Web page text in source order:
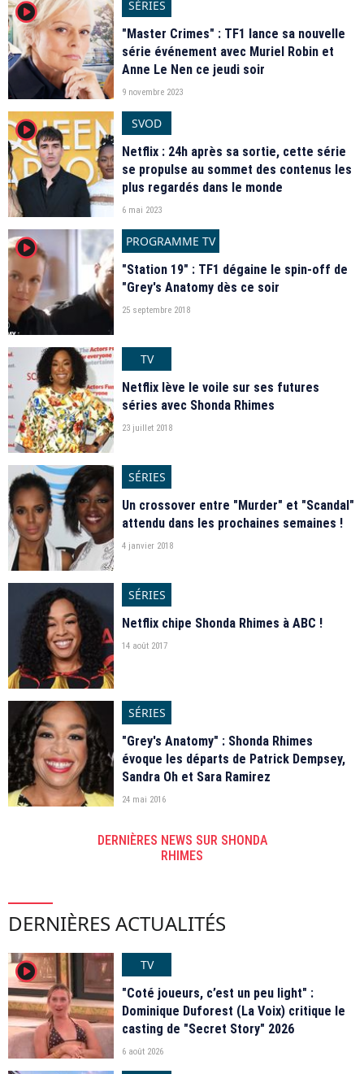
player2
SÉRIES
"Master Crimes" : TF1 lance sa nouvelle
série événement avec Muriel Robin et
Anne Le Nen ce jeudi soir
9 novembre 2023
player2
SVOD
Netflix : 24h après sa sortie, cette série
se propulse au sommet des contenus les
plus regardés dans le monde
6 mai 2023
player2
PROGRAMME TV
"Station 19" : TF1 dégaine le spin-off de
"Grey's Anatomy dès ce soir
25 septembre 2018
TV
Netflix lève le voile sur ses futures
séries avec Shonda Rhimes
23 juillet 2018
SÉRIES
Un crossover entre "Murder" et "Scandal"
attendu dans les prochaines semaines !
4 janvier 2018
SÉRIES
Netflix chipe Shonda Rhimes à ABC !
14 août 2017
SÉRIES
"Grey's Anatomy" : Shonda Rhimes
évoque les départs de Patrick Dempsey,
Sandra Oh et Sara Ramirez
24 mai 2016
DERNIÈRES NEWS SUR SHONDA
RHIMES
DERNIÈRES ACTUALITÉS
player2
TV
"Coté joueurs, c’est un peu light" :
Dominique Duforest (La Voix) critique le
casting de "Secret Story" 2026
6 août 2026